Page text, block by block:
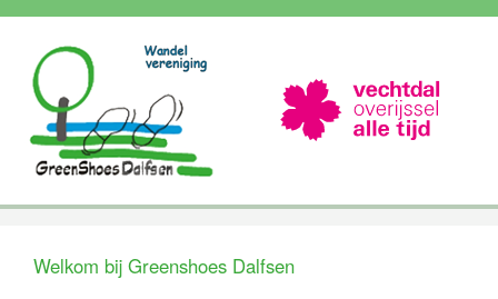
Welkom bij Greenshoes Dalfsen